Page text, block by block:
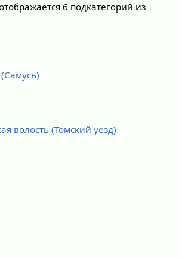
6 подкатегорий из
волость (Томский уезд)